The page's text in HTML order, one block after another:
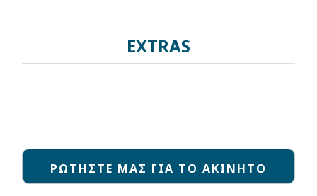
EXTRAS
ΡΩΤΗΣΤΕ ΜΑΣ ΓΙΑ ΤΟ ΑΚΙΝΗΤΟ